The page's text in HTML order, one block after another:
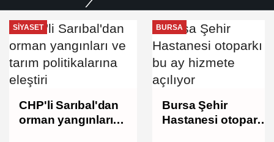
SIYASET
CHP'li Sarıbal'dan
orman yangınları
BURSA
Bursa Şehir
Hastanesi otoparkı